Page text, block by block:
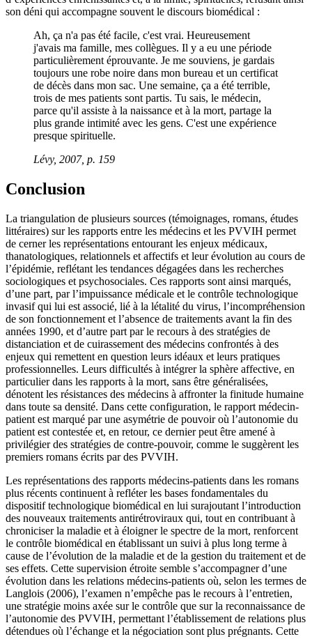
son déni qui accompagne souvent le discours biomédical :
Ah, ça n'a pas été facile, c'est vrai. Heureusement
j'avais ma famille, mes collègues. Il y a eu une période
particulièrement éprouvante. Je me souviens, je gardais
toujours une robe noire dans mon bureau et un certificat
de décès dans mon sac. Une semaine, ça a été terrible,
trois de mes patients sont partis. Tu sais, le médecin,
parce qu'il assiste à la naissance et à la mort, partage la
plus grande intimité avec les gens. C'est une expérience
presque spirituelle.
Lévy, 2007, p. 159
Conclusion
La triangulation de plusieurs sources (témoignages, romans, études
littéraires) sur les rapports entre les médecins et les PVVIH permet
de cerner les représentations entourant les enjeux médicaux,
thanatologiques, relationnels et affectifs et leur évolution au cours de
l’épidémie, reflétant les tendances dégagées dans les recherches
sociologiques et psychosociales. Ces rapports sont ainsi marqués,
d’une part, par l’impuissance médicale et le contrôle technologique
invasif qui lui est associé, lié à la létalité du virus, l’incompréhension
de son fonctionnement et l’absence de traitements avant la fin des
années 1990, et d’autre part par le recours à des stratégies de
distanciation et de cuirassement des médecins confrontés à des
enjeux qui remettent en question leurs idéaux et leurs pratiques
professionnelles. Leurs difficultés à intégrer la sphère affective, en
particulier dans les rapports à la mort, sans être généralisées,
dénotent les résistances des médecins à affronter la finitude humaine
dans toute sa densité. Dans cette configuration, le rapport médecin-
patient est marqué par une asymétrie de pouvoir où l’autonomie du
patient est contestée et, en retour, ce dernier peut être amené à
privilégier des stratégies de contre-pouvoir, comme le suggèrent les
premiers romans écrits par des PVVIH.
Les représentations des rapports médecins-patients dans les romans
plus récents continuent à refléter les bases fondamentales du
dispositif technologique biomédical en lui surajoutant l’introduction
des nouveaux traitements antirétroviraux qui, tout en contribuant à
chroniciser la maladie et à éloigner le spectre de la mort, renforcent
le contrôle biomédical en établissant un suivi à plus long terme à
cause de l’évolution de la maladie et de la gestion du traitement et de
ses effets. Cette supervision étroite semble s’accompagner d’une
évolution dans les relations médecins-patients où, selon les termes de
Langlois (2006), l’examen n’empêche pas le recours à l’entretien,
une stratégie moins axée sur le contrôle que sur la reconnaissance de
l’autonomie des PVVIH, permettant l’établissement de relations plus
détendues où l’échange et la négociation sont plus prégnants. Cette